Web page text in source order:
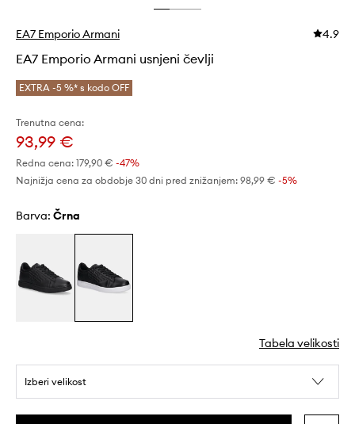
EA7 Emporio Armani 4.9
EA7 Emporio Armani usnjeni čevlji
EXTRA -5 %* s kodo OFF
Trenutna cena:
93,99 €
Redna cena: 179,90 € -47%
Najnižja cena za obdobje 30 dni pred znižanjem: 98,99 € -5%
Barva: črna
Tabela velikosti
Izberi velikost